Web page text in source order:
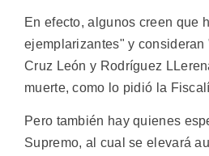
En efecto, algunos creen que
ejemplarizantes" y
Cruz León y Rodríguez
muerte, como lo pidió la
Pero también hay quienes
Supremo, al cual se elevará